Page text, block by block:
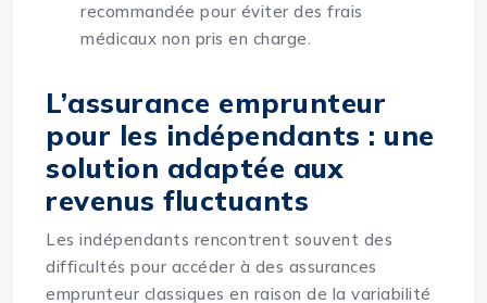
recommandée pour éviter des frais
médicaux non pris en charge.
L’assurance emprunteur
pour les indépendants : une
solution adaptée aux
revenus fluctuants
Les indépendants rencontrent souvent des
difficultés pour accéder à des assurances
emprunteur classiques en raison de la variabilité